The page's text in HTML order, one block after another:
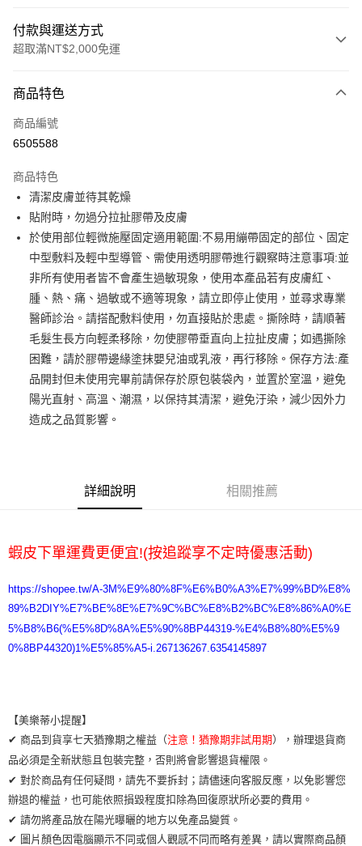
付款與運送方式
超取滿NT$2,000免運
信用卡一次付款
超商取貨付款
悠遊付
ATM付款
運送方式
每筆NT$65，滿NT$2,000(含以上)免運費
7-11取貨付款
每筆NT$65，滿NT$2,000(含以上)免運費
宅配
每筆NT$100，滿NT$2,000(含以上)免運費
商品特色
商品編號
6505588
商品特色
清潔皮膚並待其乾燥
貼附時，勿過分拉扯膠帶及皮膚
於使用部位輕微施壓固定適用範圍:不易用繃帶固定的部位、固定
中型敷料及輕中型導管、需使用透明膠帶進行觀察時注意事項:並
非所有使用者皆不會產生過敏現象，使用本產品若有皮膚紅、
腫、熱、痛、過敏或不適等現象，請立即停止使用，並尋求專業
醫師診治。請搭配敷料使用，勿直接貼於患處。撕除時，請順著
毛髮生長方向輕柔移除，勿使膠帶垂直向上拉扯皮膚；如遇撕除
困難，請於膠帶邊緣塗抹嬰兒油或乳液，再行移除。保存方法:產
品開封但未使用完畢前請保存於原包裝袋內，並置於室溫，避免
陽光直射、高溫、潮濕，以保持其清潔，避免汙染，減少因外力
造成之品質影響。
詳細說明 相關推薦
蝦皮下單運費更便宜!(按追蹤享不定時優惠活動)
https://shopee.tw/A-3M%E9%80%8F%E6%B0%A3%E7%99%BD%E8%
89%B2DIY%E7%BE%8E%E7%9C%BC%E8%B2%BC%E8%86%A0%E
5%B8%B6(%E5%8D%8A%E5%90%8BP44319-%E4%B8%80%E5%9
0%8BP44320)1%E5%85%A5-i.267136267.6354145897
【美樂蒂小提醒】
✔ 商品到貨享七天猶豫期之權益（注意！猶豫期非試用期），辦理退貨商
品必須是全新狀態且包裝完整，否則將會影響退貨權限。
✔ 對於商品有任何疑問，請先不要拆封；請儘速向客服反應，以免影響您
辦退的權益，也可能依照損毀程度扣除為回復原狀所必要的費用。
✔ 請勿將產品放在陽光曝曬的地方以免產品變質。
✔ 圖片顏色因電腦顯示不同或個人觀感不同而略有差異，請以實際商品顏